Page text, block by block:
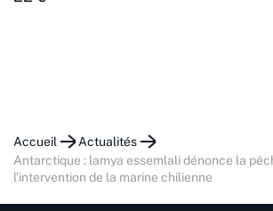
Accueil
Actualités
antarctique : lamya essemlali dénonce la pêche au krill et
l’intervention de la marine chilienne